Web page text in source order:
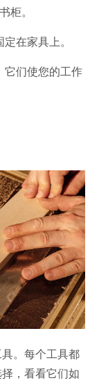
柜。
在家具上。
它们使您的工作
。每个工具都
，看看它们如